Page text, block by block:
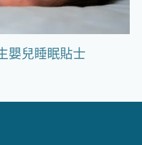
嬰兒睡眠貼士